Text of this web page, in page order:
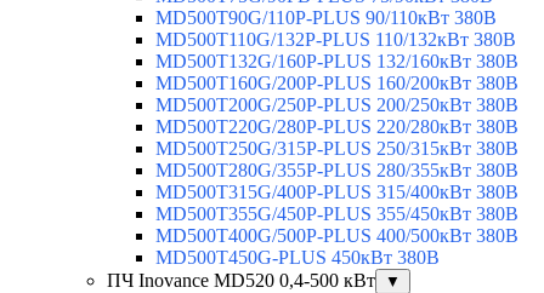
MD500T90G/110P-PLUS 90/110кВт 380В
MD500T110G/132P-PLUS 110/132кВт 380В
MD500T132G/160P-PLUS 132/160кВт 380В
MD500T160G/200P-PLUS 160/200кВт 380В
MD500T200G/250P-PLUS 200/250кВт 380В
MD500T220G/280P-PLUS 220/280кВт 380В
MD500T250G/315P-PLUS 250/315кВт 380В
MD500T280G/355P-PLUS 280/355кВт 380В
MD500T315G/400P-PLUS 315/400кВт 380В
MD500T355G/450P-PLUS 355/450кВт 380В
MD500T400G/500P-PLUS 400/500кВт 380В
MD500T450G-PLUS 450кВт 380В
ПЧ Inovance MD520 0,4-500 кВт
▼